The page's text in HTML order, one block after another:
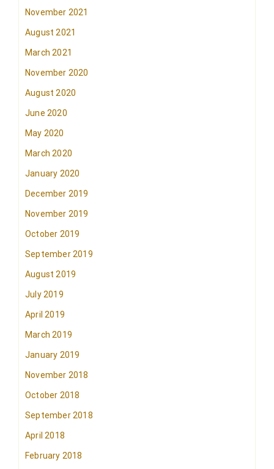
November 2021
August 2021
March 2021
November 2020
August 2020
June 2020
May 2020
March 2020
January 2020
December 2019
November 2019
October 2019
September 2019
August 2019
July 2019
April 2019
March 2019
January 2019
November 2018
October 2018
September 2018
April 2018
February 2018